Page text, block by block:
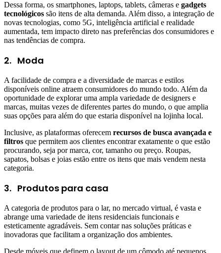
Dessa forma, os smartphones, laptops, tablets, câmeras e gadgets
tecnológicos são itens de alta demanda. Além disso, a integração de
novas tecnologias, como 5G, inteligência artificial e realidade
aumentada, tem impacto direto nas preferências dos consumidores e
nas tendências de compra.
2. Moda
A facilidade de compra e a diversidade de marcas e estilos
disponíveis online atraem consumidores do mundo todo. Além da
oportunidade de explorar uma ampla variedade de designers e
marcas, muitas vezes de diferentes partes do mundo, o que amplia
suas opções para além do que estaria disponível na lojinha local.
Inclusive, as plataformas oferecem recursos de busca avançada e
filtros que permitem aos clientes encontrar exatamente o que estão
procurando, seja por marca, cor, tamanho ou preço. Roupas,
sapatos, bolsas e joias estão entre os itens que mais vendem nesta
categoria.
3. Produtos para casa
A categoria de produtos para o lar, no mercado virtual, é vasta e
abrange uma variedade de itens residenciais funcionais e
esteticamente agradáveis. Sem contar nas soluções práticas e
inovadoras que facilitam a organização dos ambientes.